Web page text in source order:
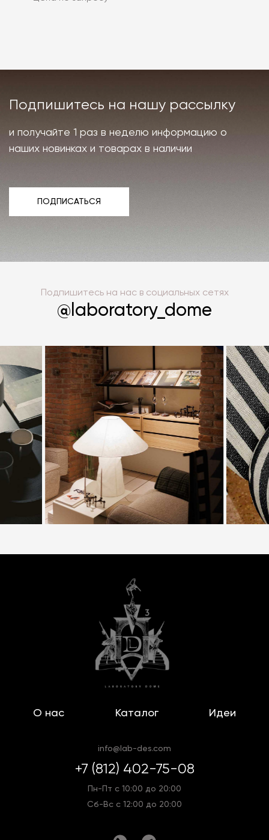
Подпишитесь на нашу рассылку
и получайте 1 раз в неделю информацию о
наших новинках и товарах в наличии
ПОДПИСАТЬСЯ
Подпишитесь на нас в социальных сетях
@laboratory_dome
О нас Каталог Идеи
info@lab-des.com
+7 (812) 402-75-08
Пн-Пт с 10:00 до 20:00
Сб-Вс с 12:00 до 20:00